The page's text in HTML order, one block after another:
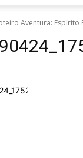
Aventura: Espírito